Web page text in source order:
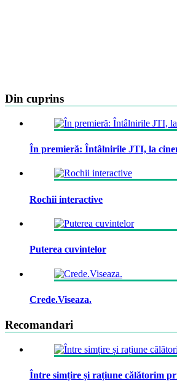
Din cuprins
În premieră: Întâlnirile JTI, la
Rochii interactive
Puterea cuvintelor
Crede.Viseaza.
Recomandari
Între simțire și rațiune călătorim